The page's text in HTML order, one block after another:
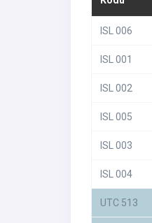
ISL 006
ISL 001
ISL 002
ISL 005
ISL 003
ISL 004
UTC 513